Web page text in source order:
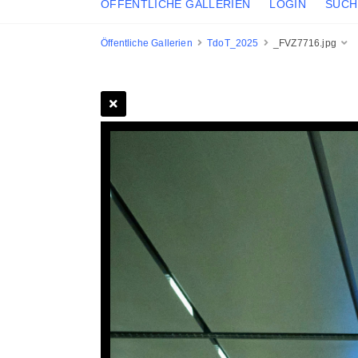
Öffentliche Gallerien TdoT_2025 _FVZ7716.jpg
ÖFFENTLICHE GALLERIEN LOGIN